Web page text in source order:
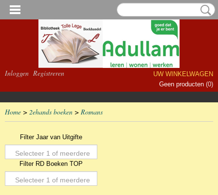
Inloggen Registreren
UW WINKELWAGEN
Geen producten (0)
Home > 2ehands boeken > Romans
Filter Jaar van Uitgifte
Selecteer 1 of meerdere
opties
Filter RD Boeken TOP
Selecteer 1 of meerdere